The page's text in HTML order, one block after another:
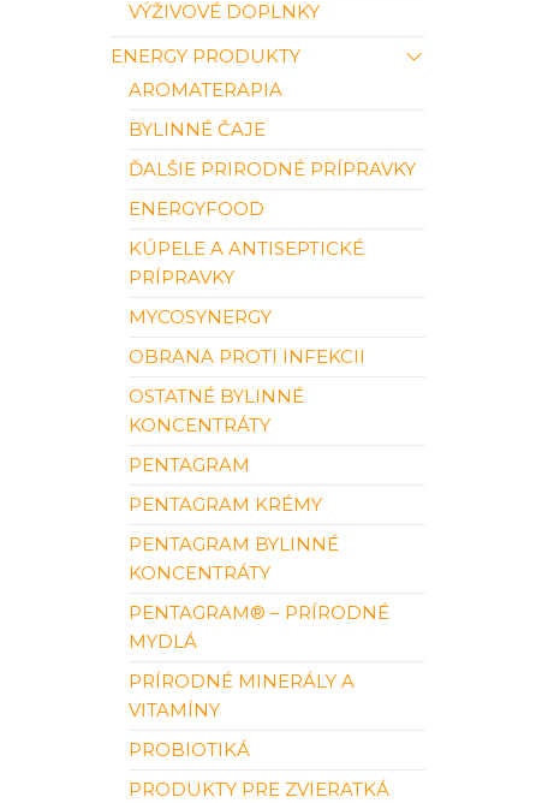
VÝŽIVOVÉ DOPLNKY
ENERGY PRODUKTY
AROMATERAPIA
BYLINNÉ ČAJE
ĎALŠIE PRIRODNÉ PRÍPRAVKY
ENERGYFOOD
KÚPELE A ANTISEPTICKÉ
PRÍPRAVKY
MYCOSYNERGY
OBRANA PROTI INFEKCII
OSTATNÉ BYLINNÉ
KONCENTRÁTY
PENTAGRAM
PENTAGRAM KRÉMY
PENTAGRAM BYLINNÉ
KONCENTRÁTY
PENTAGRAM® – PRÍRODNÉ
MYDLÁ
PRÍRODNÉ MINERÁLY A
VITAMÍNY
PROBIOTIKÁ
PRODUKTY PRE ZVIERATKÁ